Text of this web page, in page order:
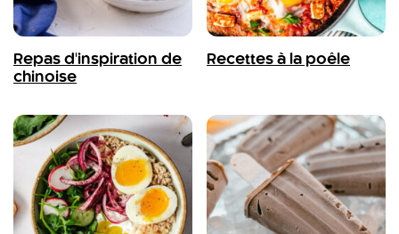
Repas d'inspiration de
chinoise
Recettes à la poêle